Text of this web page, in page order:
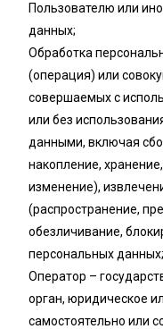
Пользователю или
данных;
Обработка
(операция) или
совершаемых с
или без
данными, включая
накопление,
изменение),
(распространение,
обезличивание,
персональных данных;
Оператор –
орган, юридическое
самостоятельно или